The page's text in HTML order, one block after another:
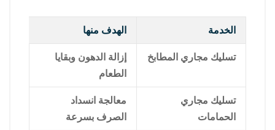
الخدمة الهدف منها
تسليك مجاري المطابخ
إزالة الدهون وبقايا
الطعام
تسليك مجاري
الحمامات
معالجة انسداد
الصرف بسرعة